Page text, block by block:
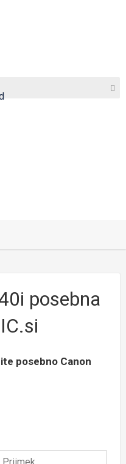
posebna
posebno Canon